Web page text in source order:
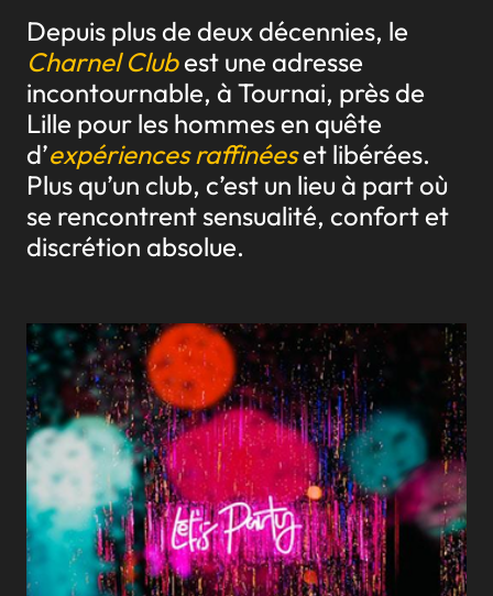
Depuis plus de deux décennies, le
Charnel Clubest une adresse
incontournable, à Tournai, près de
Lille pour les hommes en quête
d’expériences raffinéeset libérées.
Plus qu’un club, c’est un lieu à part où
se rencontrent sensualité, confort et
discrétion absolue.